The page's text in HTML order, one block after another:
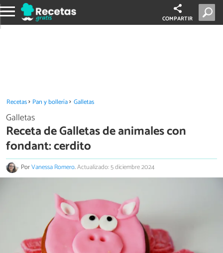
COMPARTIR
Recetas Pan y bollería Galletas
Galletas
Receta de Galletas de animales con
fondant: cerdito
PorVanessa Romero.Actualizado: 5 diciembre 2024